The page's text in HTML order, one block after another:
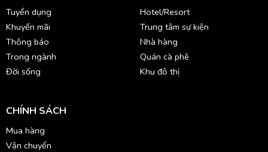
Tuyển dụng
Khuyến mãi
Thông báo
Trong ngành
Đời sống
Hotel/Resort
Trung tâm sự kiện
Nhà hàng
Quán cà phê
Khu đô thị
CHÍNH SÁCH
Mua hàng
Vận chuyển